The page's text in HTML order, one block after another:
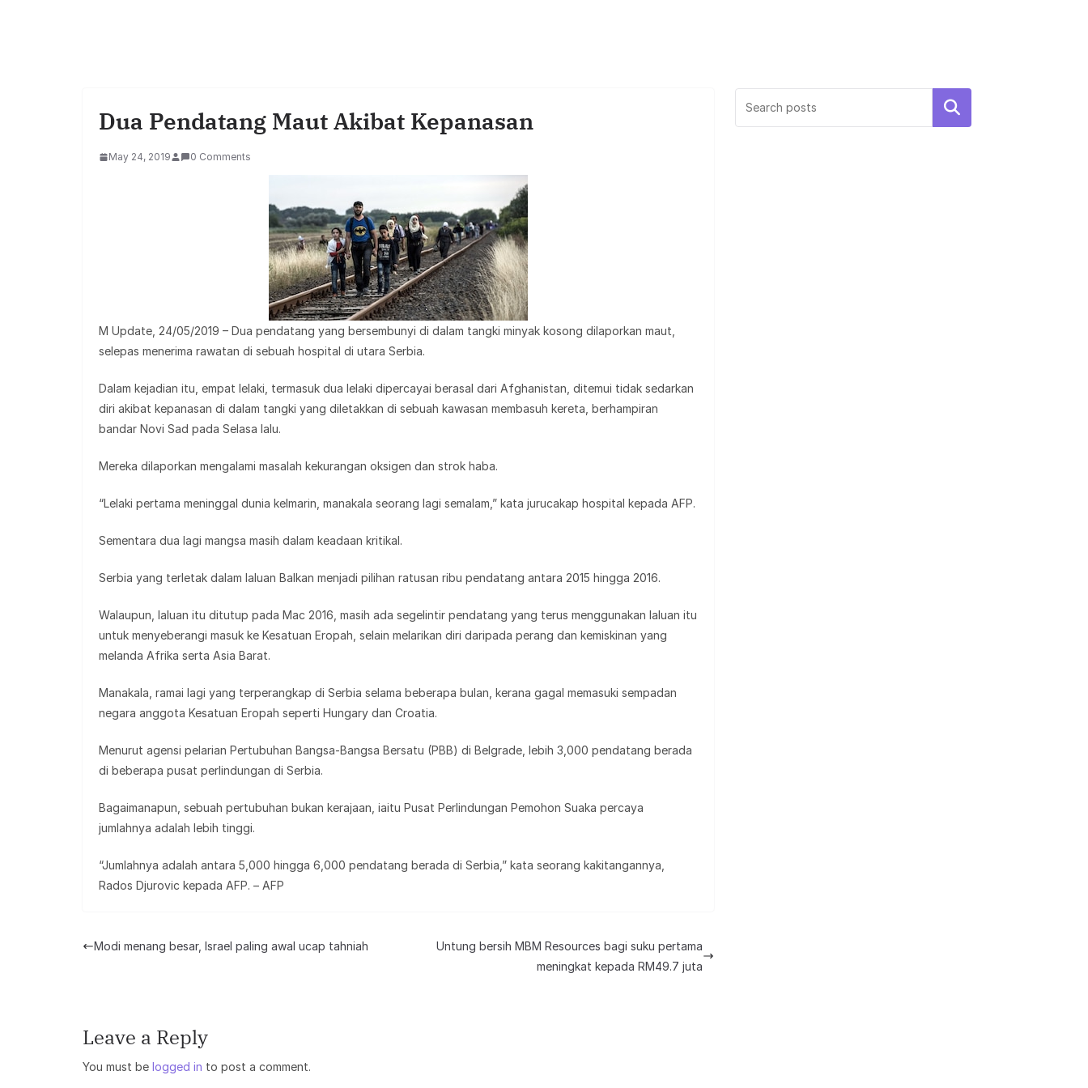
Dua Pendatang Maut Akibat Kepanasan
May 24, 2019 0 Comments
M Update, 24/05/2019 – Dua pendatang yang bersembunyi di dalam tangki minyak kosong dilaporkan maut,
selepas menerima rawatan di sebuah hospital di utara Serbia.
Dalam kejadian itu, empat lelaki, termasuk dua lelaki dipercayai berasal dari Afghanistan, ditemui tidak sedarkan
diri akibat kepanasan di dalam tangki yang diletakkan di sebuah kawasan membasuh kereta, berhampiran
bandar Novi Sad pada Selasa lalu.
Mereka dilaporkan mengalami masalah kekurangan oksigen dan strok haba.
“Lelaki pertama meninggal dunia kelmarin, manakala seorang lagi semalam,” kata jurucakap hospital kepada AFP.
Sementara dua lagi mangsa masih dalam keadaan kritikal.
Serbia yang terletak dalam laluan Balkan menjadi pilihan ratusan ribu pendatang antara 2015 hingga 2016.
Walaupun, laluan itu ditutup pada Mac 2016, masih ada segelintir pendatang yang terus menggunakan laluan itu
untuk menyeberangi masuk ke Kesatuan Eropah, selain melarikan diri daripada perang dan kemiskinan yang
melanda Afrika serta Asia Barat.
Manakala, ramai lagi yang terperangkap di Serbia selama beberapa bulan, kerana gagal memasuki sempadan
negara anggota Kesatuan Eropah seperti Hungary dan Croatia.
Menurut agensi pelarian Pertubuhan Bangsa-Bangsa Bersatu (PBB) di Belgrade, lebih 3,000 pendatang berada
di beberapa pusat perlindungan di Serbia.
Bagaimanapun, sebuah pertubuhan bukan kerajaan, iaitu Pusat Perlindungan Pemohon Suaka percaya
jumlahnya adalah lebih tinggi.
“Jumlahnya adalah antara 5,000 hingga 6,000 pendatang berada di Serbia,” kata seorang kakitangannya,
Rados Djurovic kepada AFP. – AFP
Modi menang besar, Israel paling awal ucap tahniah
Untung bersih MBM Resources bagi suku pertama
meningkat kepada RM49.7 juta
Leave a Reply
You must be logged in to post a comment.
Search